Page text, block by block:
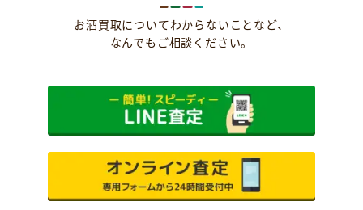
お酒買取についてわからないことなど、
なんでもご相談ください。